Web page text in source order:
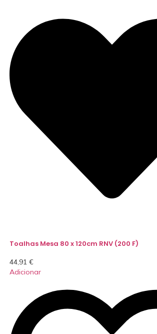
Toalhas Mesa 80 x 120cm RNV (200 F)
44,91 €
Adicionar